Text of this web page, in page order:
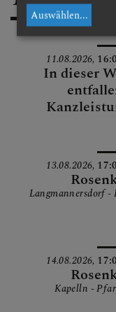
11.08.2026,
In dieser
13.08.2026,
Langmannersdorf -
14.08.2026,
Kapelln -
Auswählen...